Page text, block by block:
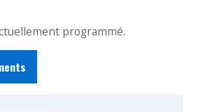
programmé.